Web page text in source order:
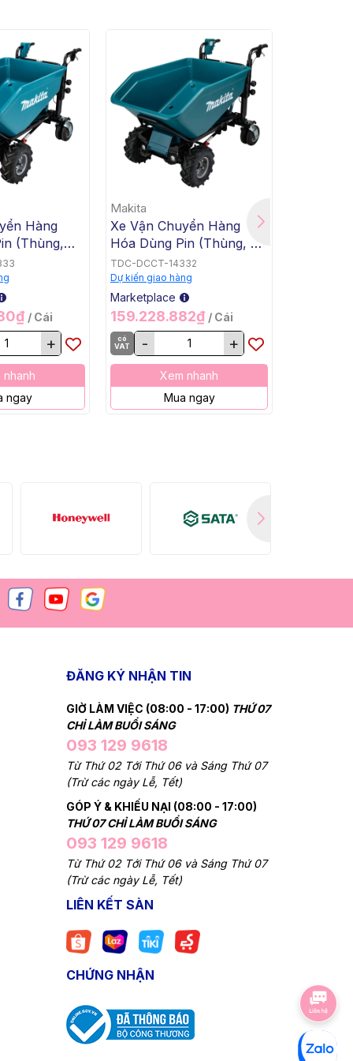
Hàng
(Thùng,
/ Cái
+
nhanh
ngay
Makita
Xe Vận Chuyển Hàng
Hóa Dùng Pin (Thùng, Tự
Động Nghiêng Đổ, BL,
18Vx2) Makita DCU602Z
TDC-DCCT-14332
Dự kiến giao hàng
Marketplace
159.228.882₫ / Cái
có
VAT
- +
Xem nhanh
Mua ngay
ĐĂNG KÝ NHẬN TIN
GIỜ LÀM VIỆC (08:00 - 17:00) THỨ 07
CHỈ LÀM BUỔI SÁNG
093 129 9618
Từ Thứ 02 Tới Thứ 06 và Sáng Thứ 07
(Trừ các ngày Lễ, Tết)
GÓP Ý & KHIẾU NẠI (08:00 - 17:00)
THỨ 07 CHỈ LÀM BUỔI SÁNG
093 129 9618
Từ Thứ 02 Tới Thứ 06 và Sáng Thứ 07
(Trừ các ngày Lễ, Tết)
LIÊN KẾT SÀN
CHỨNG NHẬN